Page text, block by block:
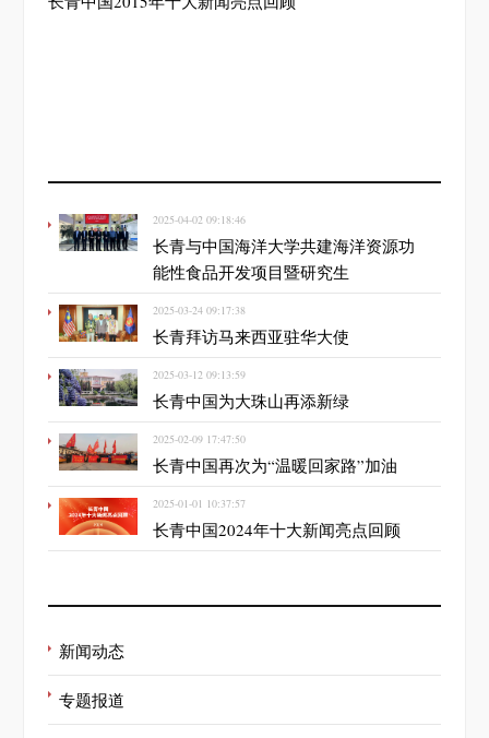
2025-04-02 09:18:46
长青与中国海洋大学共建海洋资源功
能性食品开发项目暨研究生
2025-03-24 09:17:38
长青拜访马来西亚驻华大使
2025-03-12 09:13:59
长青中国为大珠山再添新绿
2025-02-09 17:47:50
长青中国再次为“温暖回家路”加油
2025-01-01 10:37:57
长青中国2024年十大新闻亮点回顾
新闻动态
专题报道